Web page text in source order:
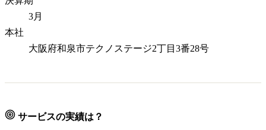
3月
本社
大阪府和泉市テクノステージ2丁目3番28号
サービスの実績は？